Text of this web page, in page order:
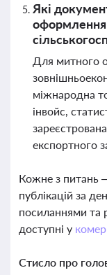
Які
Для митного
міжнародна
інвойс,
експортного
Кожне з питань
публікацій за
посиланнями та
доступні у
Стисло про